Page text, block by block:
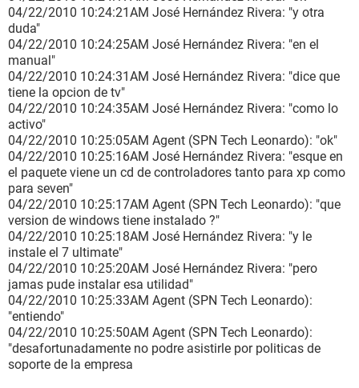
04/22/2010 10:24:21AM José Hernández Rivera: "y otra
duda"
04/22/2010 10:24:25AM José Hernández Rivera: "en el
manual"
04/22/2010 10:24:31AM José Hernández Rivera: "dice que
tiene la opcion de tv"
04/22/2010 10:24:35AM José Hernández Rivera: "como lo
activo"
04/22/2010 10:25:05AM Agent (SPN Tech Leonardo): "ok"
04/22/2010 10:25:16AM José Hernández Rivera: "esque en
el paquete viene un cd de controladores tanto para xp como
para seven"
04/22/2010 10:25:17AM Agent (SPN Tech Leonardo): "que
version de windows tiene instalado ?"
04/22/2010 10:25:18AM José Hernández Rivera: "y le
instale el 7 ultimate"
04/22/2010 10:25:20AM José Hernández Rivera: "pero
jamas pude instalar esa utilidad"
04/22/2010 10:25:33AM Agent (SPN Tech Leonardo):
"entiendo"
04/22/2010 10:25:50AM Agent (SPN Tech Leonardo):
"desafortunadamente no podre asistirle por politicas de
soporte de la empresa